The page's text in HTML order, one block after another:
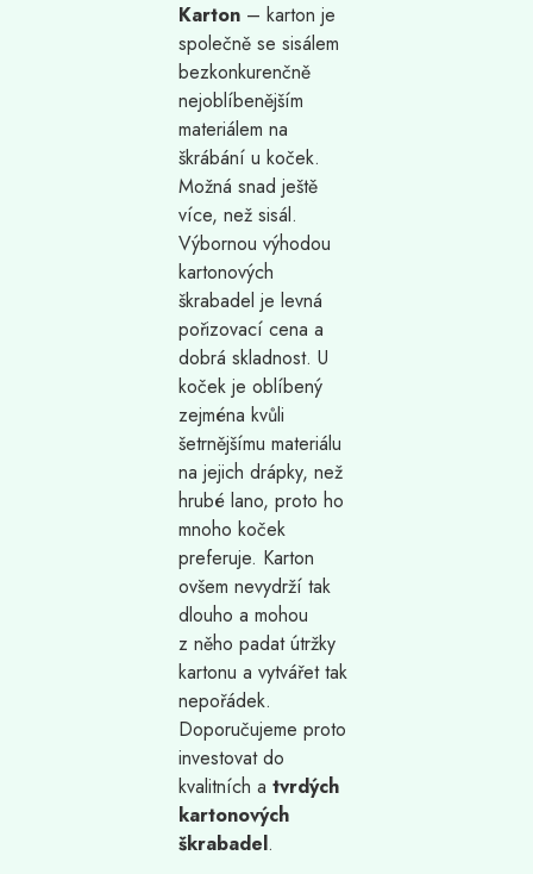
Karton – karton je
společně se sisálem
bezkonkurenčně
nejoblíbenějším
materiálem na
škrábání u koček.
Možná snad ještě
více, než sisál.
Výbornou výhodou
kartonových
škrabadel je levná
pořizovací cena a
dobrá skladnost. U
koček je oblíbený
zejména kvůli
šetrnějšímu materiálu
na jejich drápky, než
hrubé lano, proto ho
mnoho koček
preferuje. Karton
ovšem nevydrží tak
dlouho a mohou
z něho padat útržky
kartonu a vytvářet tak
nepořádek.
Doporučujeme proto
investovat do
kvalitních a tvrdých
kartonových
škrabadel.